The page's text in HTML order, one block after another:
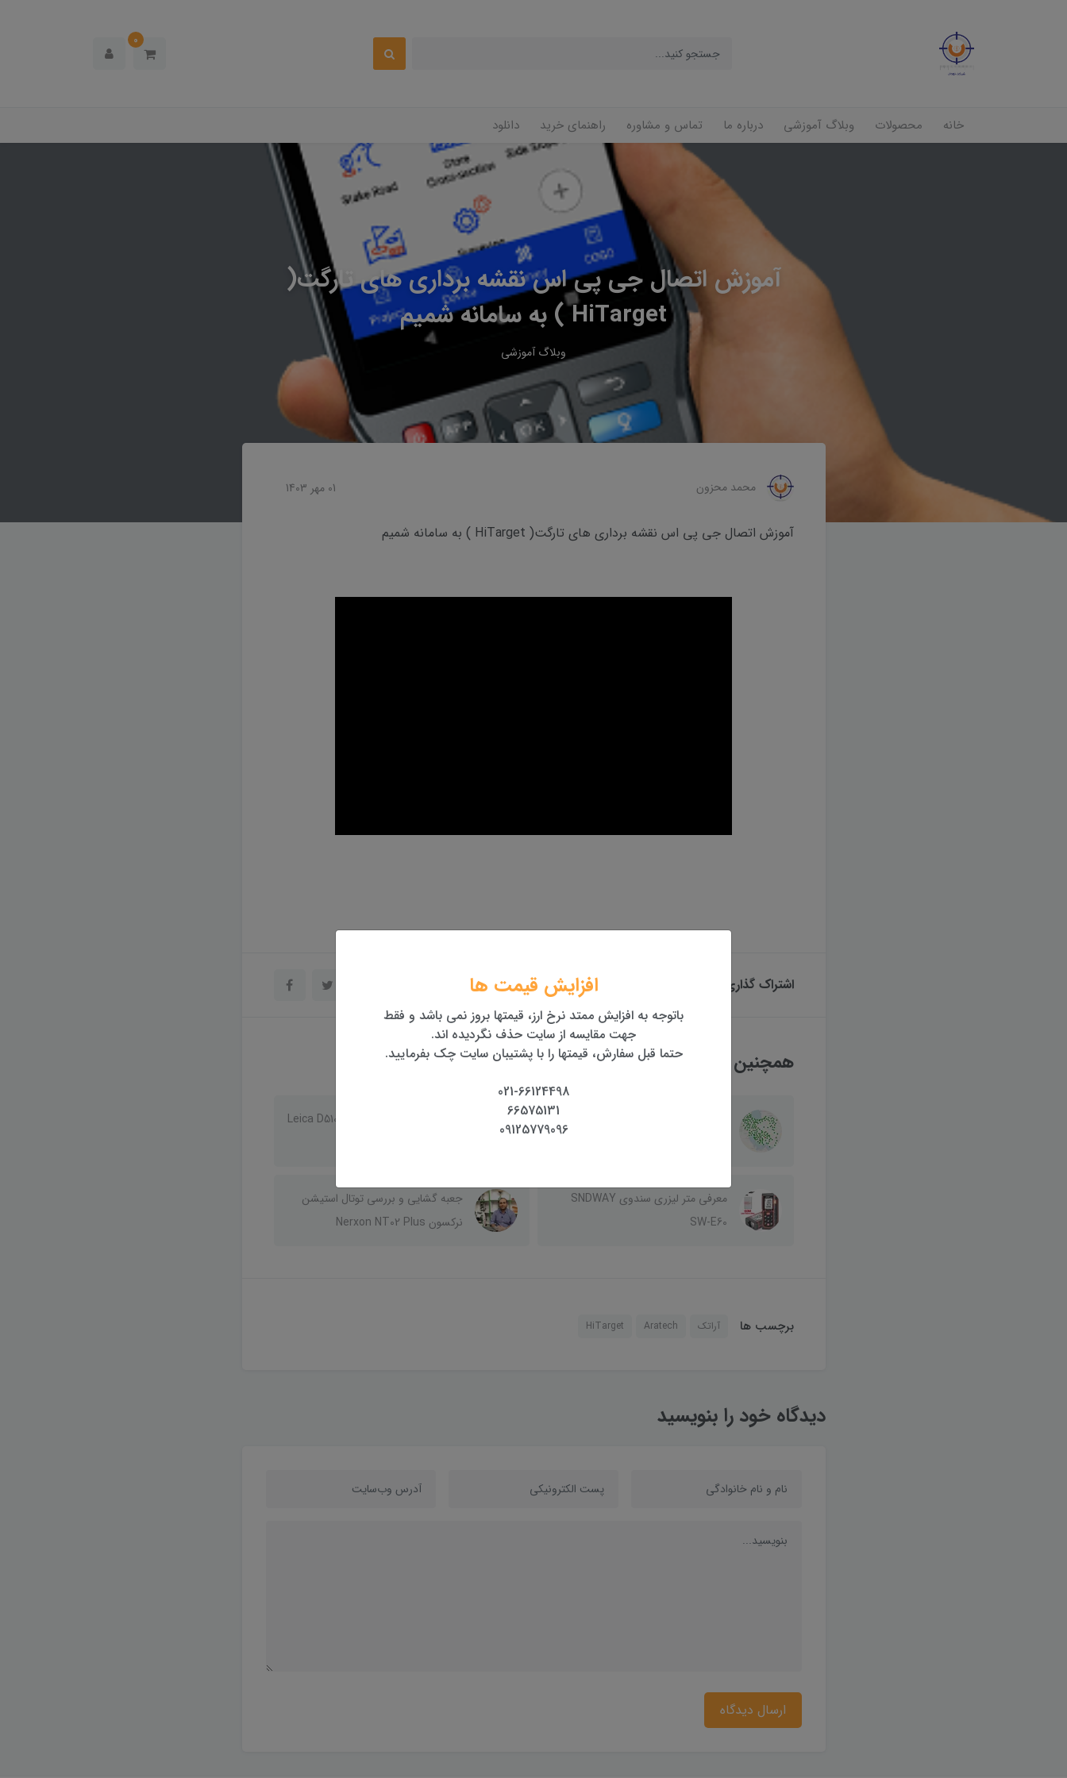
0
خانه محصولات وبلاگ آموزشی درباره ما تماس و مشاوره راهنمای خرید دانلود
آموزش اتصال جی پی اس نقشه برداری های تارگت(
HiTarget ) به سامانه شمیم
وبلاگ آموزشی
محمد محزون 01 مهر 1403
آموزش اتصال جی پی اس نقشه برداری های تارگت( HiTarget ) به سامانه شمیم
اشتراک گذاری
همچنین بخوانید...
جعبه گشایی متر لیزری لایکا Leica D510
معرفی متر لیزری سندوی SNDWAY
SW-E60
جعبه گشایی و بررسی توتال استیشن
نرکسون Nerxon NT02 Plus
برچسب ها آراتک Aratech
HiTarget
دیدگاه خود را بنویسید
ارسال دیدگاه
افزایش قیمت ها
باتوجه به افزایش ممتد نرخ ارز، قیمتها بروز نمی باشد و فقط
جهت مقایسه از سایت حذف نگردیده اند.
حتما قبل سفارش، قیمتها را با پشتیبان سایت چک بفرمایید.
021-66124498
66575131
09125779096